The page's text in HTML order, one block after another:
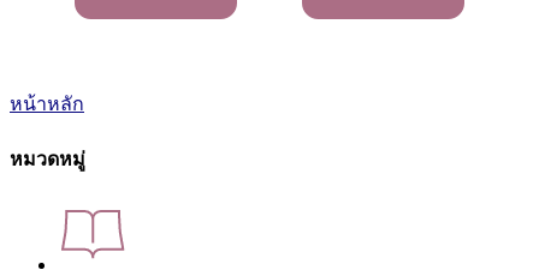
หน้าหลัก
หมวดหมู่